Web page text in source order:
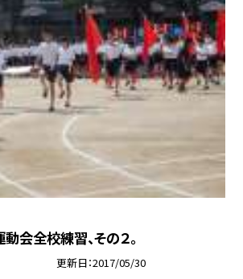
動会全校練習、その２。
更新日 2017/05/30